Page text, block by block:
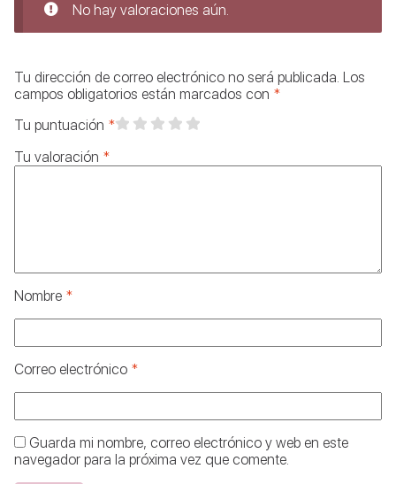
No hay valoraciones aún.
Tu dirección de correo electrónico no será publicada. Los
campos obligatorios están marcados con *
Tu puntuación *
Tu valoración *
Nombre *
Correo electrónico *
Guarda mi nombre, correo electrónico y web en este
navegador para la próxima vez que comente.